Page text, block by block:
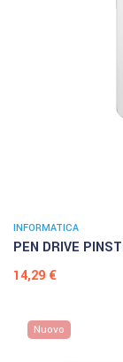
INFORMATICA
PEN DRIVE
Prezzo
14,29 €
Nuovo